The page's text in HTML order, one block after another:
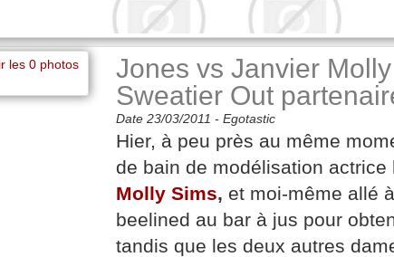
Jones vs Janvier
Sweatier Out
Date 23/03/2011 - Egotastic
Hier, à peu près au même
de bain de modélisation
Molly Sims, et moi-même allé
beelined au bar à jus pour
tandis que les deux autres